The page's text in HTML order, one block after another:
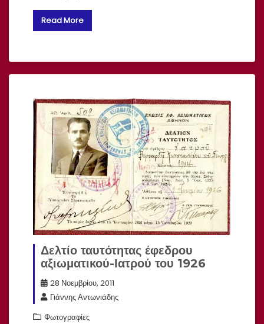
Read More
Δελτίο ταυτότητας έφεδρου
αξιωματικού-Ιατρού του 1926
28 Νοεμβρίου, 2011
Γιάννης Αντωνιάδης
Φωτογραφίες